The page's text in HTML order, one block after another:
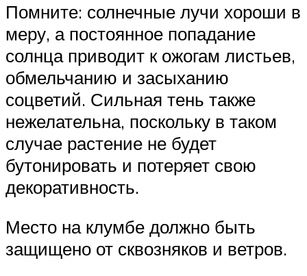
Помните: солнечные лучи хороши в
меру, а постоянное попадание
солнца приводит к ожогам листьев,
обмельчанию и засыханию
соцветий. Сильная тень также
нежелательна, поскольку в таком
случае растение не будет
бутонировать и потеряет свою
декоративность.
Место на клумбе должно быть
защищено от сквозняков и ветров.